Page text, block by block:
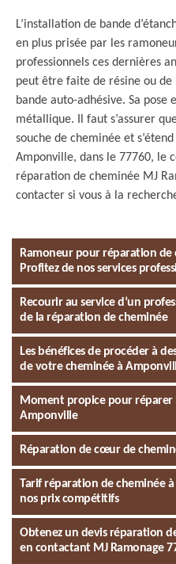
L’installation de bande
en plus prisée par les
professionnels ces dernières
peut être faite de résine ou de
bande auto-adhésive. Sa pose
métallique. Il faut s’assurer
souche de cheminée et
Amponville, dans le 77760, le
réparation de cheminée MJ
contacter si vous à la
Ramoneur pour réparation de
Profitez de nos services
Recourir au service d’un
de la réparation de cheminée
Les bénéfices de procéder à
de votre cheminée à
Moment propice pour réparer
Amponville
Réparation de cœur de
Tarif réparation de cheminée
nos prix compétitifs
Obtenez un devis réparation
en contactant MJ Ramonage